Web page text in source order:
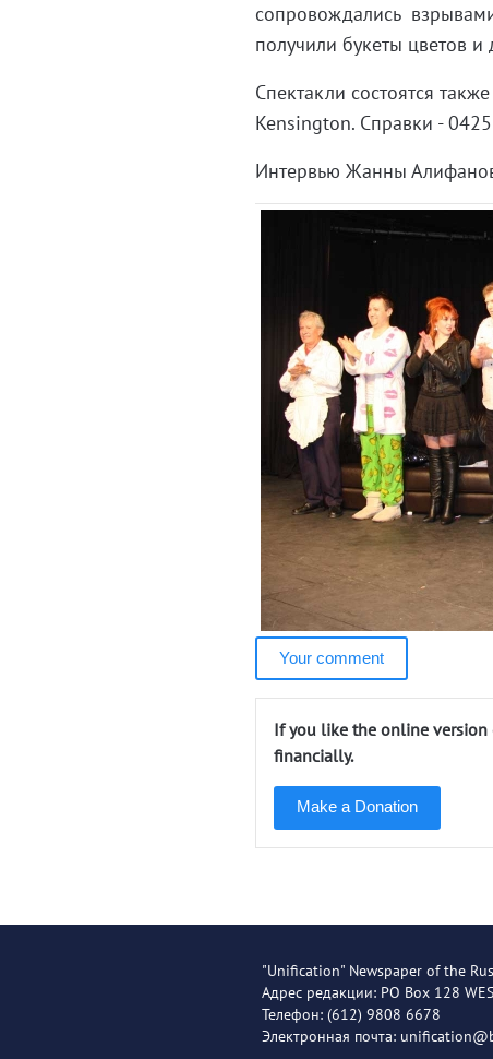
сопровождались
получили букеты цветов
Спектакли состоятся
Kensington. Справки -
Интервью Жанны
Your comment
If you like the online version
financially.
Make a Donation
"Unification" Newspaper of the
Адрес редакции: PO Box 128
Телефон: (612) 9808 6678
Электронная почта: